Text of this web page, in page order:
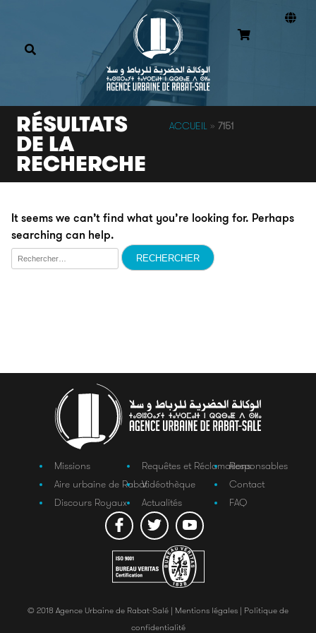
RÉSULTATS
DE LA
RECHERCHE
ACCUEIL » 7151
It seems we can’t find what you’re looking for. Perhaps
searching can help.
Rechercher :
Missions
Aire urbaine de Rabat
Discours Royaux
Requêtes et Réclamations
Vidéothèque
Actualités
Responsables
Contact
FAQ
© 2018 Agence Urbaine de Rabat-Salé | Mentions légales | Politique de
confidentialité